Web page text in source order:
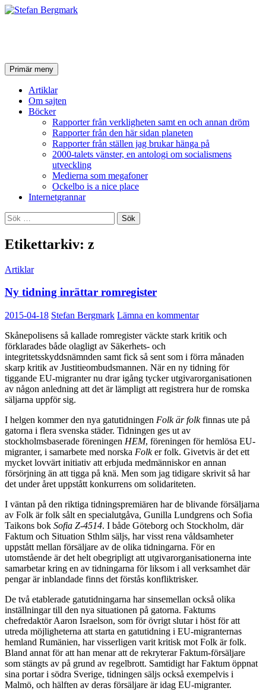
SökPrimär meny Hoppa
till
innehåll
Artiklar
Om sajten
Böcker
Rapporter från verkligheten samt en och annan dröm
Rapporter från den här sidan planeten
Rapporter från ställen jag brukar hänga på
2000-talets vänster, en antologi om socialismens
utveckling
Medierna som megafoner
Ockelbo is a nice place
Internetgrannar
Sök
efter:
Etikettarkiv: z
Artiklar
Ny tidning inrättar romregister
2015-04-18 Stefan Bergmark Lämna en kommentar
Skånepolisens så kallade romregister väckte stark kritik och
förklarades både olagligt av Säkerhets- och
integritetsskyddsnämnden samt fick så sent som i förra månaden
skarp kritik av Justitieombudsmannen. När en ny tidning för
tiggande EU-migranter nu drar igång tycker utgivarorganisationen
av någon anledning att det är lämpligt att registrera hur de romska
säljarna uppför sig.
I helgen kommer den nya gatutidningen Folk är folkfinnas ute på
gatorna i flera svenska städer. Tidningen ges ut av
stockholmsbaserade föreningen HEM, föreningen för hemlösa EU-
migranter, i samarbete med norska Folker folk. Givetvis är det ett
mycket lovvärt initiativ att erbjuda medmänniskor en annan
försörjning än att tigga på knä. Men som jag tidigare skrivit så har
det under året uppstått konkurrens om solidariteten.
I väntan på den riktiga tidningspremiären har de blivande försäljarna
av Folk är folk sålt en specialutgåva, Gunilla Lundgrens och Sofia
Taikons bok Sofia Z-4514. I både Göteborg och Stockholm, där
Faktum och Situation Sthlm säljs, har visst rena våldsamheter
uppstått mellan försäljare av de olika tidningarna. För en
utomstående är det helt obegripligt att utgivarorganisationerna inte
samarbetar kring en av tidningarna för liksom i all verksamhet där
pengar är inblandade finns det förstås konfliktrisker.
De två etablerade gatutidningarna har sinsemellan också olika
inställningar till den nya situationen på gatorna. Faktums
chefredaktör Aaron Israelson, som för övrigt slutar i höst för att
utreda möjligheterna att starta en gatutidning i EU-migranternas
hemland Rumänien, har visserligen varit kritisk mot Folk är folk.
Bland annat för att han menar att de rekryterar Faktum-försäljare
som stängts av på grund av regelbrott. Samtidigt har Faktum öppnat
sina portar i södra Sverige, tidningen säljs också exempelvis i
Malmö, och hälften av deras försäljare är idag EU-migranter.